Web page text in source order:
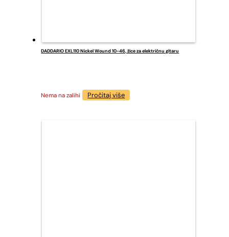
DADDARIO EXL110 Nickel Wound 10-46, žice za električnu gitaru
Nema na zalihi Pročitaj više